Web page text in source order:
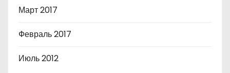
Март 2017
Февраль 2017
Июль 2012